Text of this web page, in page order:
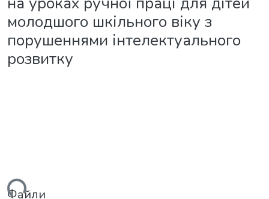
молодшого шкільного віку з
порушеннями інтелектуального
розвитку
Файли